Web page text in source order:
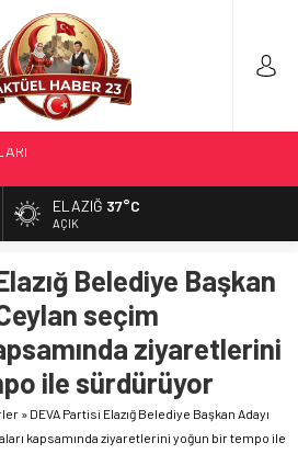
İHRACAT
OPERASYONU
ELAZIĞ 37°C
AÇIK
Belediye Başkan
seçim
ziyaretlerini
ile sürdürüyor
» DEVA Partisi Elazığ Belediye Başkan Adayı
kapsamında ziyaretlerini yoğun bir tempo ile